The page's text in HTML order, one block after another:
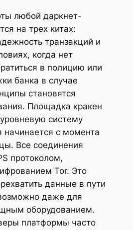
любой даркнет-
на трех китах:
транзакций и
когда нет
в полицию или
банка в случае
становятся
Площадка кракен
систему
начинается с момента
Все соединения
протоколом,
Tor. Это
данные в пути
даже для
оборудованием.
платформы часто